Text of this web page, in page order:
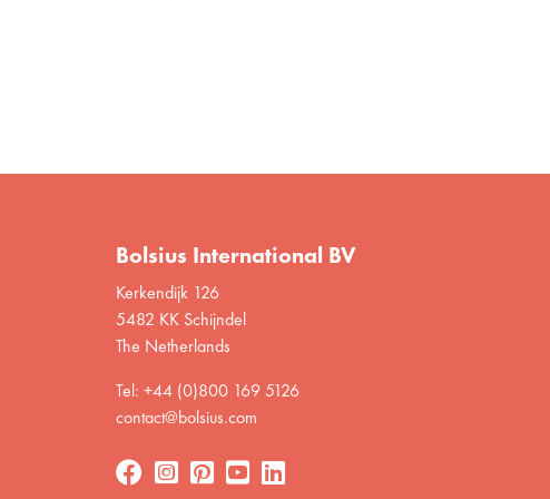
Bolsius International BV
Kerkendijk 126
5482 KK Schijndel
The Netherlands
Tel: +44 (0)800 169 5126
contact@bolsius.com